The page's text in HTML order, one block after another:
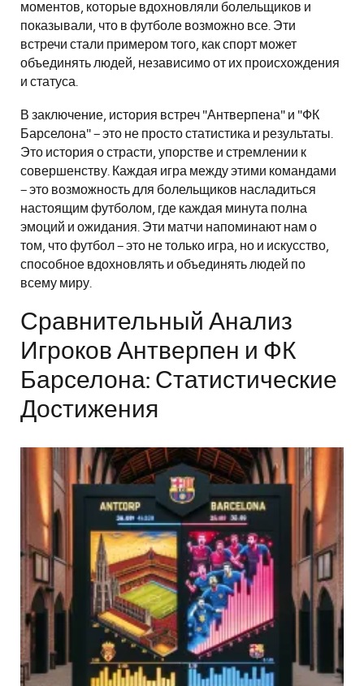
моментов, которые вдохновляли болельщиков и
показывали, что в футболе возможно все. Эти
встречи стали примером того, как спорт может
объединять людей, независимо от их происхождения
и статуса.
В заключение, история встреч "Антверпена" и "ФК
Барселона" – это не просто статистика и результаты.
Это история о страсти, упорстве и стремлении к
совершенству. Каждая игра между этими командами
– это возможность для болельщиков насладиться
настоящим футболом, где каждая минута полна
эмоций и ожидания. Эти матчи напоминают нам о
том, что футбол – это не только игра, но и искусство,
способное вдохновлять и объединять людей по
всему миру.
Сравнительный Анализ
Игроков Антверпен и ФК
Барселона: Статистические
Достижения